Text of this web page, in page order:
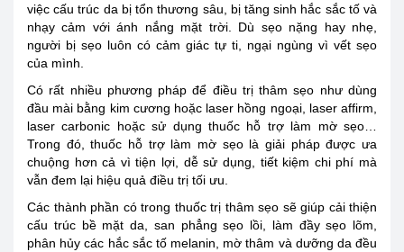
việc cấu trúc da bị tổn thương sâu, bị tăng sinh hắc sắc tố và
nhạy cảm với ánh nắng mặt trời. Dù sẹo nặng hay nhẹ,
người bị sẹo luôn có cảm giác tự ti, ngại ngùng vì vết sẹo
của mình.
Có rất nhiều phương pháp để điều trị thâm sẹo như dùng
đầu mài bằng kim cương hoặc laser hồng ngoại, laser affirm,
laser carbonic hoặc sử dụng thuốc hỗ trợ làm mờ sẹo…
Trong đó, thuốc hỗ trợ làm mờ sẹo là giải pháp được ưa
chuộng hơn cả vì tiện lợi, dễ sử dụng, tiết kiệm chi phí mà
vẫn đem lại hiệu quả điều trị tối ưu.
Các thành phần có trong thuốc trị thâm sẹo sẽ giúp cải thiện
cấu trúc bề mặt da, san phẳng sẹo lồi, làm đầy sẹo lõm,
phân hủy các hắc sắc tố melanin, mờ thâm và dưỡng da đều